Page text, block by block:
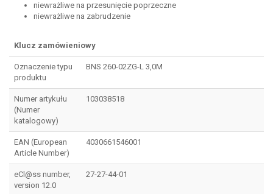
niewrażliwe na przesunięcie poprzeczne
niewrażliwe na zabrudzenie
Klucz zamówieniowy
Oznaczenie typu
produktu
BNS 260-02ZG-L 3,0M
Numer artykułu
(Numer
katalogowy)
103038518
EAN (European
Article Number)
4030661546001
eCl@ss number,
version 12.0
27-27-44-01